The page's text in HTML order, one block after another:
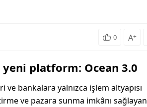
0 A+
platform: Ocean 3.0
bankalara yalnızca işlem altyapısı
ve pazara sunma imkânı sağlayan